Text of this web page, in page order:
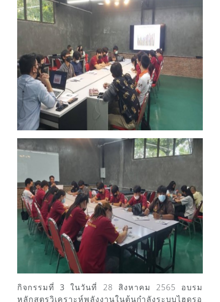
กิจกรรมที่ 3 ในวันที่ 28 สิงหาคม 2565 อบรม
หลักสูตรวิเคราะห์พลังงานในต้นกำลังระบบไฮดรอ